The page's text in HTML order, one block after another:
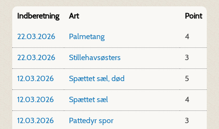
Indberetning Art Point
22.03.2026 Palmetang 4
22.03.2026 Stillehavsøsters 3
12.03.2026 Spættet sæl, død 5
12.03.2026 Spættet sæl 4
12.03.2026 Pattedyr spor 3